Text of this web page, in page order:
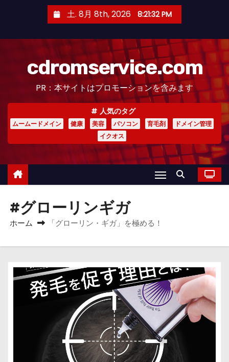
土. 8月 8th, 2026 8:21:33 PM
cdromservice.com
PR：本サイトはプロモーションを含みます
人気のタグ
ムームードメイン 健康 美容 パソコン 育毛剤
ドメイン管理
イクオス
#グローリンギガ
ホーム 「グローリン・ギガ」を極める！